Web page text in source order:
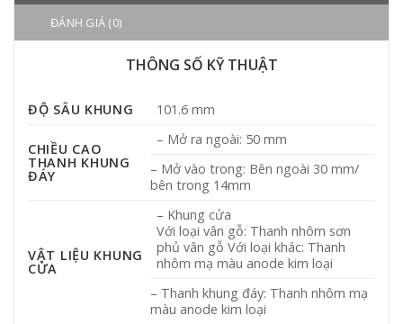
ĐÁNH GIÁ (0)
THÔNG SỐ KỸ THUẬT
ĐỘ SÂU KHUNG 101.6 mm
CHIỀU CAO
THANH KHUNG
ĐÁY
– Mở ra ngoài: 50 mm
– Mở vào trong: Bên ngoài 30 mm/
bên trong 14mm
VẬT LIỆU KHUNG
CỬA
– Khung cửa
Với loại vân gỗ: Thanh nhôm sơn
phủ vân gỗ Với loại khác: Thanh
nhôm mạ màu anode kim loại
– Thanh khung đáy: Thanh nhôm mạ
màu anode kim loại